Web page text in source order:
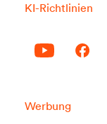
KI-Richtlinien
Werbung